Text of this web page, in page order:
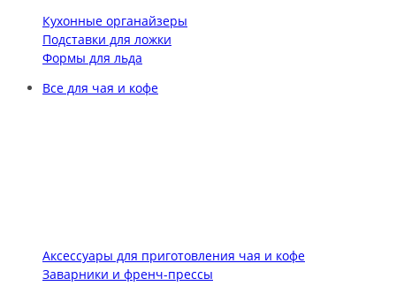
Кухонные органайзеры
Подставки для ложки
Формы для льда
Все для чая и кофе
Аксессуары для приготовления чая и кофе
Заварники и френч-прессы